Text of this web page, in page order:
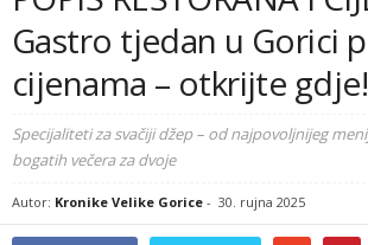
Gastro tjedan u Gorici
cijenama – otkrijte gdje!
Specijaliteti za svačiji džep – od najpovoljnijeg
bogatih večera za dvoje
Autor: Kronike Velike Gorice - 30. rujna 2025